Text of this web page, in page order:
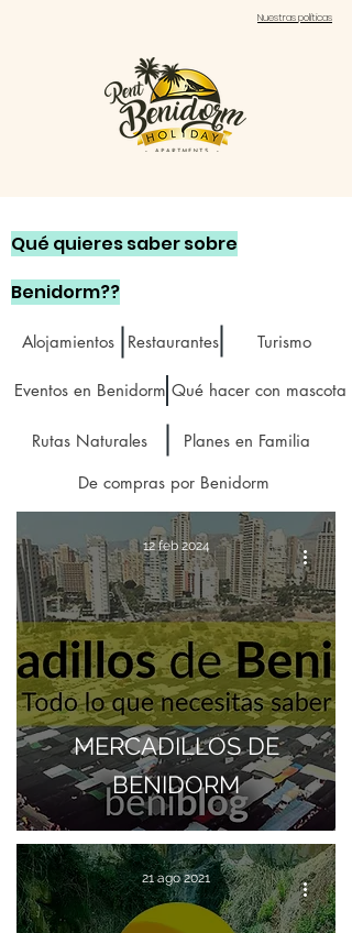
Nuestras políticas
Qué quieres saber sobre
Benidorm??
Restaurantes Turismo
Alojamientos
Qué hacer con mascota
Eventos en Benidorm
Rutas Naturales
Planes en Familia
De compras por Benidorm
MERCADILLOS DE
BENIDORM
12 feb 2024
21 ago 2021